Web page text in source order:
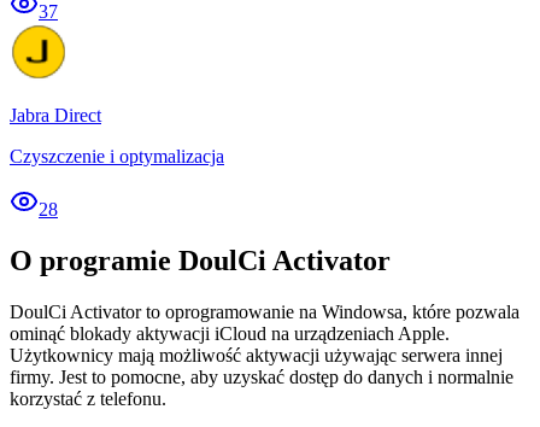
37
Jabra Direct
Czyszczenie i optymalizacja
28
O programie DoulCi Activator
DoulCi Activator to oprogramowanie na Windowsa, które pozwala
ominąć blokady aktywacji iCloud na urządzeniach Apple.
Użytkownicy mają możliwość aktywacji używając serwera innej
firmy. Jest to pomocne, aby uzyskać dostęp do danych i normalnie
korzystać z telefonu.